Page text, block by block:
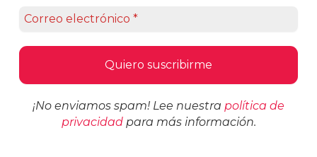
¡No enviamos spam! Lee nuestra política de
privacidadpara más información.